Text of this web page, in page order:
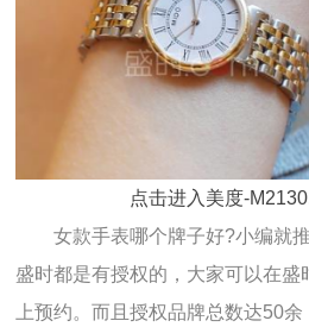
点击进入美度-
女款手表哪个牌子好?小编就推
盛时都是有授权的，大家可以在
上预约。而且授权品牌总数达50